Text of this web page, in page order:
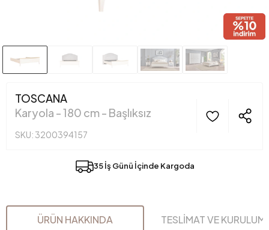
TOSCANA
Karyola - 180 cm - Başlıksız
SKU: 3200394157
35 İş Günü İçinde Kargoda
ÜRÜN HAKKINDA TESLİMAT VE KURULUM